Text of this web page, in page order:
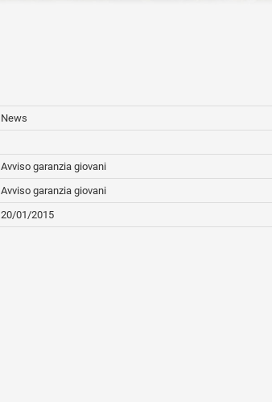
News
Avviso garanzia giovani
Avviso garanzia giovani
20/01/2015